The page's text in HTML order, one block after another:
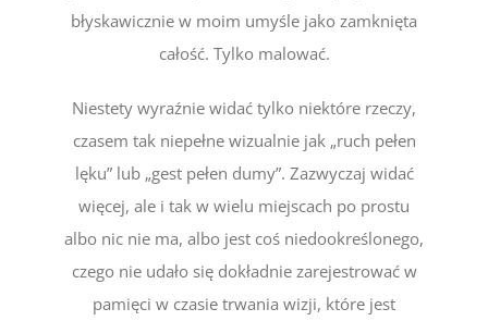
błyskawicznie w moim umyśle jako zamknięta
całość. Tylko malować.
Niestety wyraźnie widać tylko niektóre rzeczy,
czasem tak niepełne wizualnie jak „ruch pełen
lęku” lub „gest pełen dumy”. Zazwyczaj widać
więcej, ale i tak w wielu miejscach po prostu
albo nic nie ma, albo jest coś niedookreślonego,
czego nie udało się dokładnie zarejestrować w
pamięci w czasie trwania wizji, które jest